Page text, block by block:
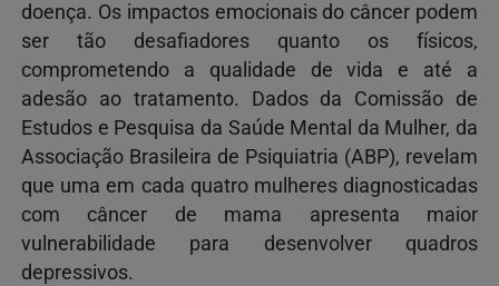
doença. Os impactos emocionais do câncer podem
ser tão desafiadores quanto os físicos,
comprometendo a qualidade de vida e até a
adesão ao tratamento. Dados da Comissão de
Estudos e Pesquisa da Saúde Mental da Mulher, da
Associação Brasileira de Psiquiatria (ABP), revelam
que uma em cada quatro mulheres diagnosticadas
com câncer de mama apresenta maior
vulnerabilidade para desenvolver quadros
depressivos.